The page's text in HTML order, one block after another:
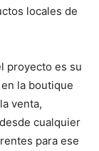
locales de
proyecto es su
la boutique
venta,
cualquier
para ese